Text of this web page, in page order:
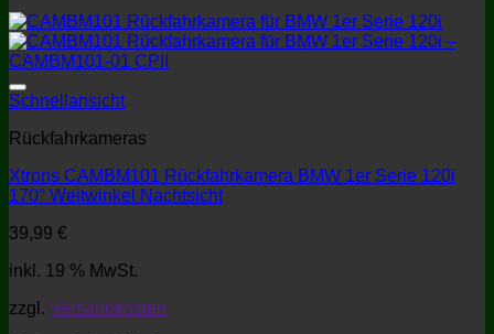
Schnellansicht
Rückfahrkameras
Xtrons CAMBM101 Rückfahrkamera BMW 1er Serie 120i
170° Weitwinkel Nachtsicht
39,99 €
inkl. 19 % MwSt.
zzgl. Versandkosten